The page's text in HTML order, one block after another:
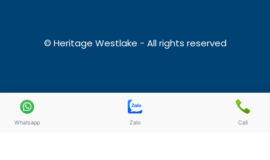
© Heritage Westlake - All rights reserved
Whatsapp Zalo Call